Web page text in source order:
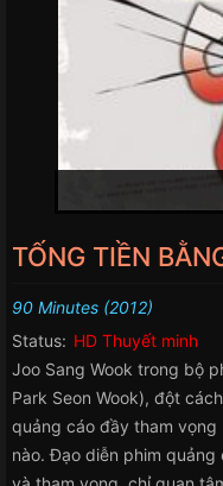
TỐNG TIỀN
90 Minutes (2012)
Status: HD Thuyết minh
Joo Sang Wook trong bộ
Park Seon Wook), đột
quảng cáo đầy tham
nào. Đạo diễn phim